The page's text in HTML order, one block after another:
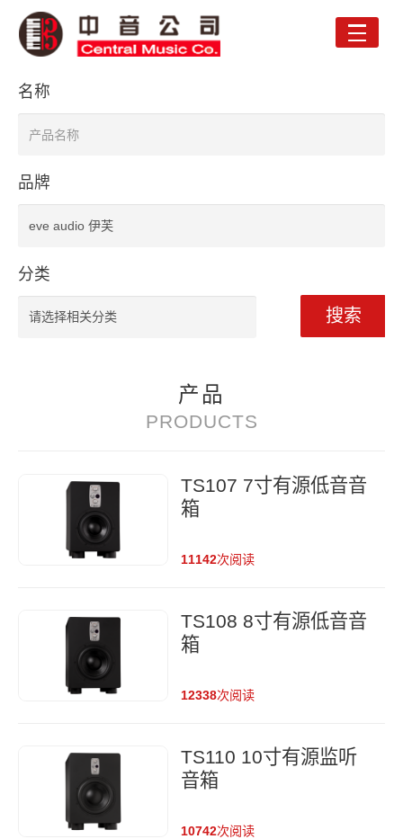
Toggle
名称
品牌
分类
搜索
产品
PRODUCTS
TS107 7寸有源低音音
箱
11142次阅读
TS108 8寸有源低音音
箱
12338次阅读
TS110 10寸有源监听
音箱
10742次阅读